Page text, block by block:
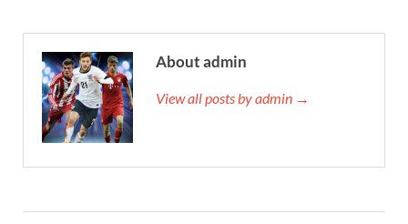
About admin
View all posts by admin →